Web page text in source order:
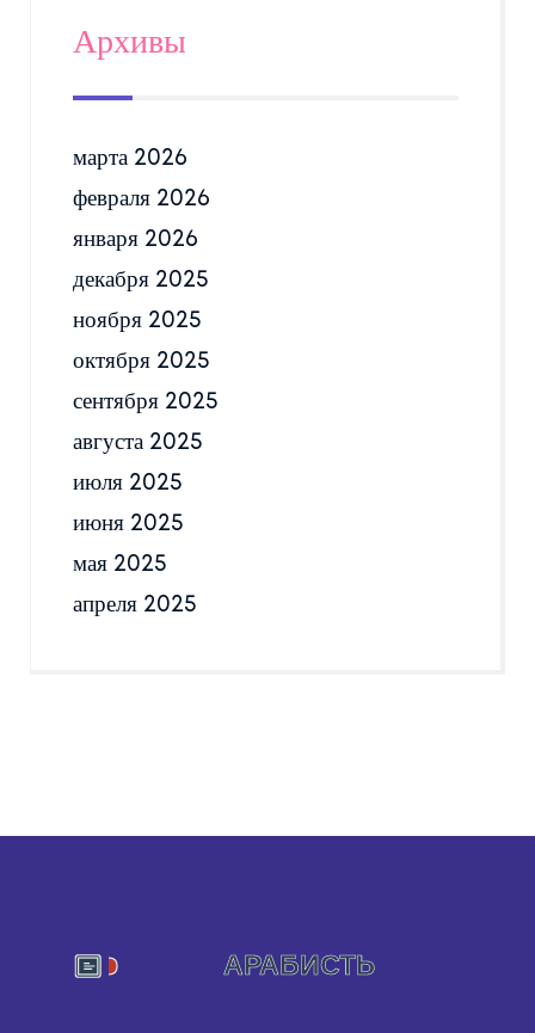
Архивы
марта 2026
февраля 2026
января 2026
декабря 2025
ноября 2025
октября 2025
сентября 2025
августа 2025
июля 2025
июня 2025
мая 2025
апреля 2025